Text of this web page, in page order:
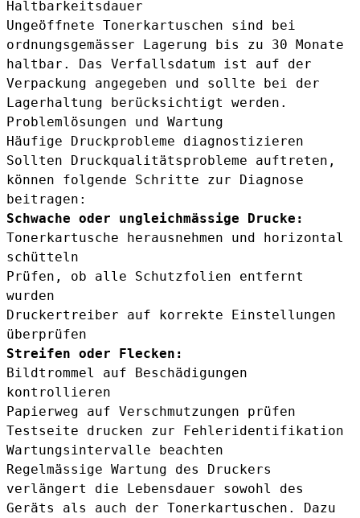
Haltbarkeitsdauer
Ungeöffnete Tonerkartuschen sind bei
ordnungsgemässer Lagerung bis zu 30 Monate
haltbar. Das Verfallsdatum ist auf der
Verpackung angegeben und sollte bei der
Lagerhaltung berücksichtigt werden.
Problemlösungen und Wartung
Häufige Druckprobleme diagnostizieren
Sollten Druckqualitätsprobleme auftreten,
können folgende Schritte zur Diagnose
beitragen:
Schwache oder ungleichmässige Drucke:
Tonerkartusche herausnehmen und horizontal
schütteln
Prüfen, ob alle Schutzfolien entfernt
wurden
Druckertreiber auf korrekte Einstellungen
überprüfen
Streifen oder Flecken:
Bildtrommel auf Beschädigungen
kontrollieren
Papierweg auf Verschmutzungen prüfen
Testseite drucken zur Fehleridentifikation
Wartungsintervalle beachten
Regelmässige Wartung des Druckers
verlängert die Lebensdauer sowohl des
Geräts als auch der Tonerkartuschen. Dazu